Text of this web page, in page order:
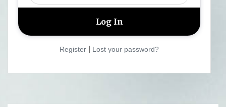
Register Lost your password?